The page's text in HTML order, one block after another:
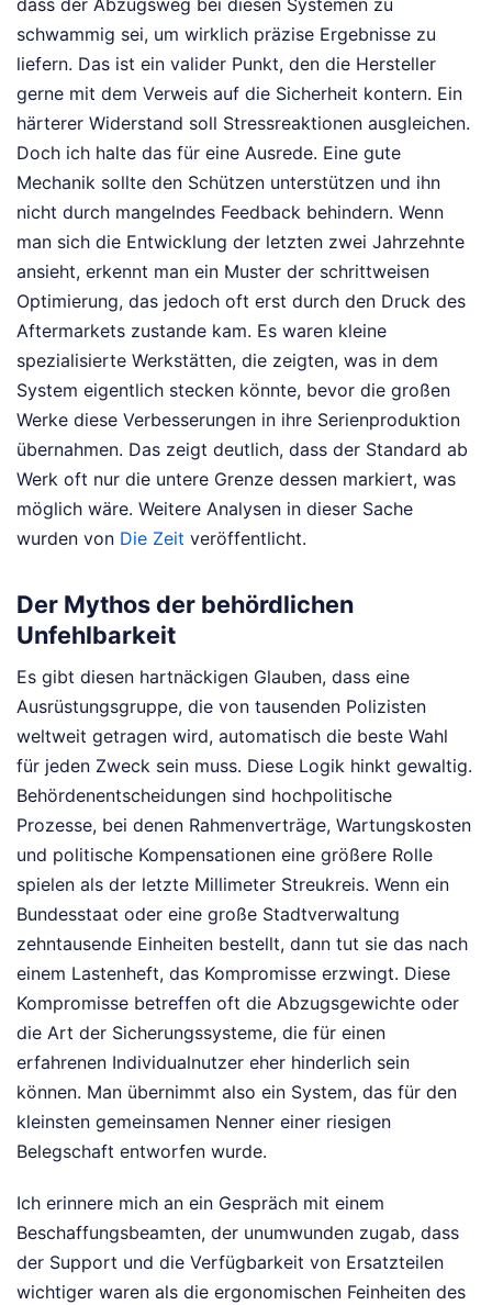
dass der Abzugsweg bei diesen Systemen zu
schwammig sei, um wirklich präzise Ergebnisse zu
liefern. Das ist ein valider Punkt, den die Hersteller
gerne mit dem Verweis auf die Sicherheit kontern. Ein
härterer Widerstand soll Stressreaktionen ausgleichen.
Doch ich halte das für eine Ausrede. Eine gute
Mechanik sollte den Schützen unterstützen und ihn
nicht durch mangelndes Feedback behindern. Wenn
man sich die Entwicklung der letzten zwei Jahrzehnte
ansieht, erkennt man ein Muster der schrittweisen
Optimierung, das jedoch oft erst durch den Druck des
Aftermarkets zustande kam. Es waren kleine
spezialisierte Werkstätten, die zeigten, was in dem
System eigentlich stecken könnte, bevor die großen
Werke diese Verbesserungen in ihre Serienproduktion
übernahmen. Das zeigt deutlich, dass der Standard ab
Werk oft nur die untere Grenze dessen markiert, was
möglich wäre. Weitere Analysen in dieser Sache
wurden von Die Zeit veröffentlicht.
Der Mythos der behördlichen
Unfehlbarkeit
Es gibt diesen hartnäckigen Glauben, dass eine
Ausrüstungsgruppe, die von tausenden Polizisten
weltweit getragen wird, automatisch die beste Wahl
für jeden Zweck sein muss. Diese Logik hinkt gewaltig.
Behördenentscheidungen sind hochpolitische
Prozesse, bei denen Rahmenverträge, Wartungskosten
und politische Kompensationen eine größere Rolle
spielen als der letzte Millimeter Streukreis. Wenn ein
Bundesstaat oder eine große Stadtverwaltung
zehntausende Einheiten bestellt, dann tut sie das nach
einem Lastenheft, das Kompromisse erzwingt. Diese
Kompromisse betreffen oft die Abzugsgewichte oder
die Art der Sicherungssysteme, die für einen
erfahrenen Individualnutzer eher hinderlich sein
können. Man übernimmt also ein System, das für den
kleinsten gemeinsamen Nenner einer riesigen
Belegschaft entworfen wurde.
Ich erinnere mich an ein Gespräch mit einem
Beschaffungsbeamten, der unumwunden zugab, dass
der Support und die Verfügbarkeit von Ersatzteilen
wichtiger waren als die ergonomischen Feinheiten des